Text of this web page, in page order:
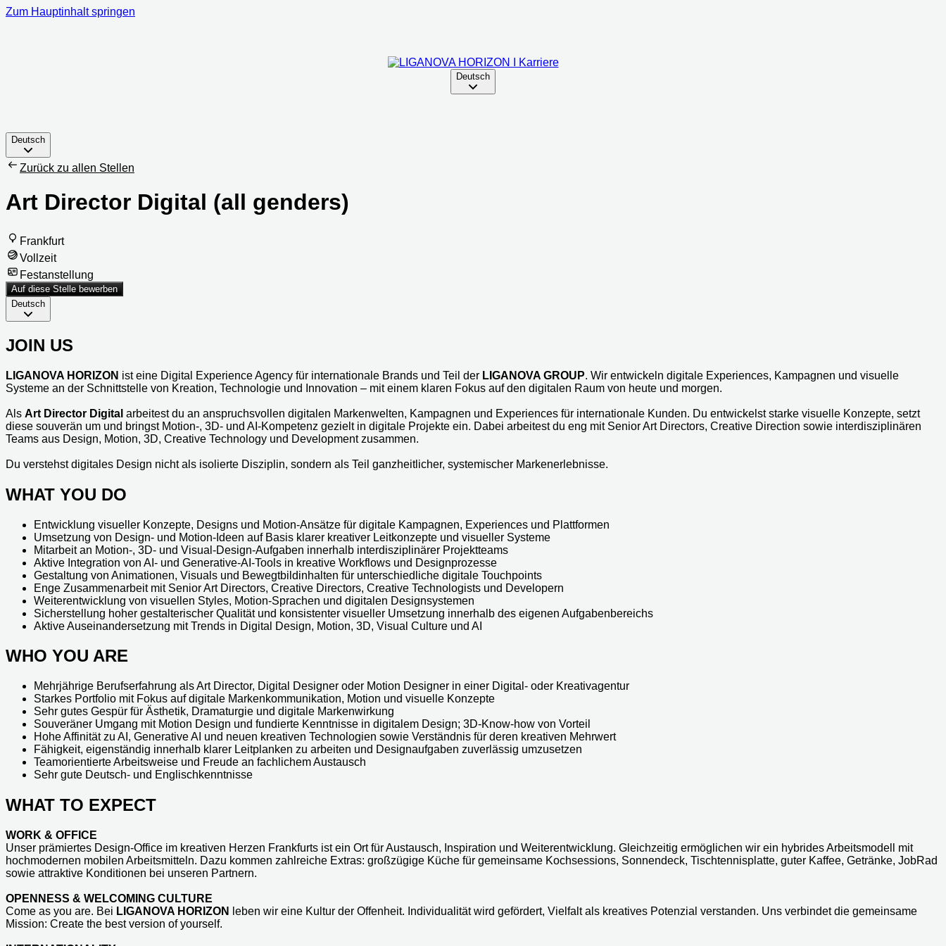
Zum Hauptinhalt springen
Deutsch
Deutsch
Zurück zu allen Stellen
Art Director Digital (all genders)
Frankfurt
Vollzeit
Festanstellung
Auf diese Stelle bewerben
Deutsch
JOIN US
LIGANOVA HORIZON ist eine Digital Experience Agency für internationale Brands und Teil der LIGANOVA GROUP. Wir entwickeln digitale Experiences, Kampagnen und visuelle
Systeme an der Schnittstelle von Kreation, Technologie und Innovation – mit einem klaren Fokus auf den digitalen Raum von heute und morgen.
Als Art Director Digital arbeitest du an anspruchsvollen digitalen Markenwelten, Kampagnen und Experiences für internationale Kunden. Du entwickelst starke visuelle Konzepte, setzt
diese souverän um und bringst Motion-, 3D- und AI-Kompetenz gezielt in digitale Projekte ein. Dabei arbeitest du eng mit Senior Art Directors, Creative Direction sowie interdisziplinären
Teams aus Design, Motion, 3D, Creative Technology und Development zusammen.
Du verstehst digitales Design nicht als isolierte Disziplin, sondern als Teil ganzheitlicher, systemischer Markenerlebnisse.
WHAT YOU DO
Entwicklung visueller Konzepte, Designs und Motion-Ansätze für digitale Kampagnen, Experiences und Plattformen
Umsetzung von Design- und Motion-Ideen auf Basis klarer kreativer Leitkonzepte und visueller Systeme
Mitarbeit an Motion-, 3D- und Visual-Design-Aufgaben innerhalb interdisziplinärer Projektteams
Aktive Integration von AI- und Generative-AI-Tools in kreative Workflows und Designprozesse
Gestaltung von Animationen, Visuals und Bewegtbildinhalten für unterschiedliche digitale Touchpoints
Enge Zusammenarbeit mit Senior Art Directors, Creative Directors, Creative Technologists und Developern
Weiterentwicklung von visuellen Styles, Motion-Sprachen und digitalen Designsystemen
Sicherstellung hoher gestalterischer Qualität und konsistenter visueller Umsetzung innerhalb des eigenen Aufgabenbereichs
Aktive Auseinandersetzung mit Trends in Digital Design, Motion, 3D, Visual Culture und AI
WHO YOU ARE
Mehrjährige Berufserfahrung als Art Director, Digital Designer oder Motion Designer in einer Digital- oder Kreativagentur
Starkes Portfolio mit Fokus auf digitale Markenkommunikation, Motion und visuelle Konzepte
Sehr gutes Gespür für Ästhetik, Dramaturgie und digitale Markenwirkung
Souveräner Umgang mit Motion Design und fundierte Kenntnisse in digitalem Design; 3D-Know-how von Vorteil
Hohe Affinität zu AI, Generative AI und neuen kreativen Technologien sowie Verständnis für deren kreativen Mehrwert
Fähigkeit, eigenständig innerhalb klarer Leitplanken zu arbeiten und Designaufgaben zuverlässig umzusetzen
Teamorientierte Arbeitsweise und Freude an fachlichem Austausch
Sehr gute Deutsch- und Englischkenntnisse
WHAT TO EXPECT
WORK & OFFICE
Unser prämiertes Design-Office im kreativen Herzen Frankfurts ist ein Ort für Austausch, Inspiration und Weiterentwicklung. Gleichzeitig ermöglichen wir ein hybrides Arbeitsmodell mit
hochmodernen mobilen Arbeitsmitteln. Dazu kommen zahlreiche Extras: großzügige Küche für gemeinsame Kochsessions, Sonnendeck, Tischtennisplatte, guter Kaffee, Getränke, JobRad
sowie attraktive Konditionen bei unseren Partnern.
OPENNESS & WELCOMING CULTURE
Come as you are. Bei LIGANOVA HORIZON
leben wir eine Kultur der Offenheit. Individualität wird gefördert, Vielfalt als kreatives Potenzial verstanden. Uns verbindet die gemeinsame
Mission: Create the best version of yourself.